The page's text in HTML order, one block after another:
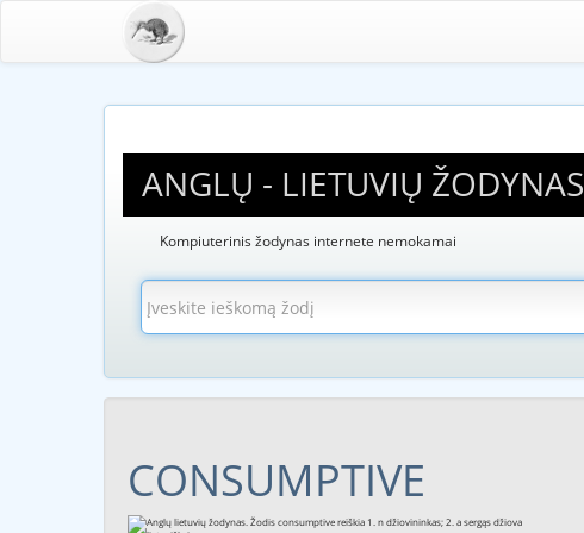
ANGLŲ - LIETUVIŲ ŽODYNAS
Kompiuterinis žodynas internete nemokamai
CONSUMPTIVE